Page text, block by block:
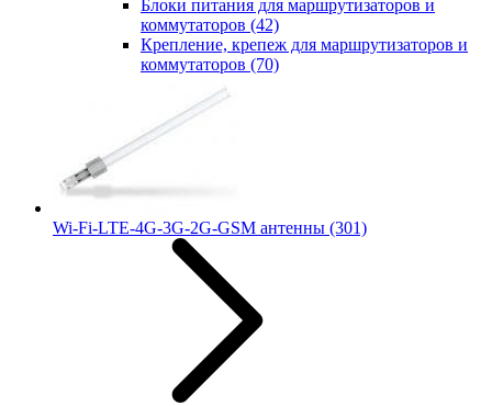
Блоки питания для маршрутизаторов и
коммутаторов (42)
Крепление, крепеж для маршрутизаторов и
коммутаторов (70)
Wi-Fi-LTE-4G-3G-2G-GSM антенны (301)